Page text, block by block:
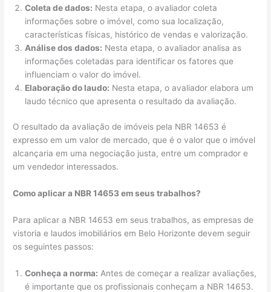
Coleta de dados: Nesta etapa, o avaliador coleta
informações sobre o imóvel, como sua localização,
características físicas, histórico de vendas e valorização.
Análise dos dados: Nesta etapa, o avaliador analisa as
informações coletadas para identificar os fatores que
influenciam o valor do imóvel.
Elaboração do laudo: Nesta etapa, o avaliador elabora um
laudo técnico que apresenta o resultado da avaliação.
O resultado da avaliação de imóveis pela NBR 14653 é
expresso em um valor de mercado, que é o valor que o imóvel
alcançaria em uma negociação justa, entre um comprador e
um vendedor interessados.
Como aplicar a NBR 14653 em seus trabalhos?
Para aplicar a NBR 14653 em seus trabalhos, as empresas de
vistoria e laudos imobiliários em Belo Horizonte devem seguir
os seguintes passos:
Conheça a norma: Antes de começar a realizar avaliações,
é importante que os profissionais conheçam a NBR 14653.